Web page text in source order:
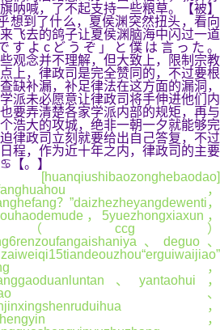
呐喊，了不起支持一些粮草。【被】
到了什么，夏侯渊突然扭头，看向
飞去的鸽子让夏侯渊脑海中闪过一道
すよcどうぞ」と僕は言った。
念并不理解，但大致上，限制宗教
上，律政司是完全赞同的，不过要根
缺补漏，补足律法在这方面的漏洞，
派未必愿意让律政司将手伸进他们内
要弄清楚各家学派内部的规矩，再与
浩大的攻城，绝非一朝一夕就能够完
律政司立刻就要给出自己答复，不过
程，作为近十年之内，律政司的主要
【。】
，
？”daizhezheyangdewenti，
，5yuezhongxiaxun，
（ccg）
、deguo、
，
、yantaohui，
、
，
，